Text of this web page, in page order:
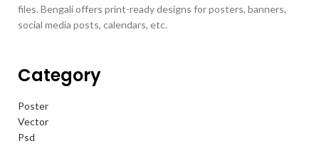
files. Bengali offers print-ready designs for posters, banners,
social media posts, calendars, etc.
Category
Poster
Vector
Psd